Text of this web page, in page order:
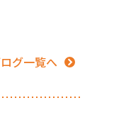
グ一覧へ